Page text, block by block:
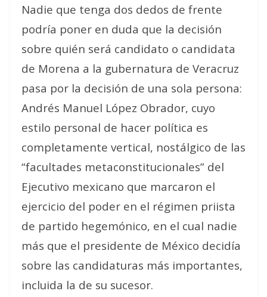
Nadie que tenga dos dedos de frente
podría poner en duda que la decisión
sobre quién será candidato o candidata
de Morena a la gubernatura de Veracruz
pasa por la decisión de una sola persona:
Andrés Manuel López Obrador, cuyo
estilo personal de hacer política es
completamente vertical, nostálgico de las
“facultades metaconstitucionales” del
Ejecutivo mexicano que marcaron el
ejercicio del poder en el régimen priista
de partido hegemónico, en el cual nadie
más que el presidente de México decidía
sobre las candidaturas más importantes,
incluida la de su sucesor.